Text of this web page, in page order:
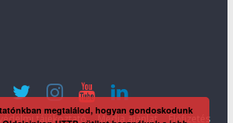
tájékoztató Média ajánlat Előfizetés
megtalálod, hogyan gondoskodunk